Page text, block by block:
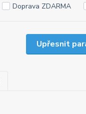
Upřesnit
Doprava ZDARMA